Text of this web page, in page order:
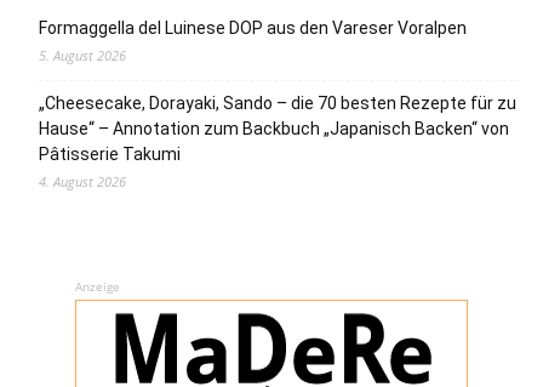
Formaggella del Luinese DOP aus den Vareser Voralpen
5. August 2026
„Cheesecake, Dorayaki, Sando – die 70 besten Rezepte für zu
Hause“ – Annotation zum Backbuch „Japanisch Backen“ von
Pâtisserie Takumi
4. August 2026
Anzeige